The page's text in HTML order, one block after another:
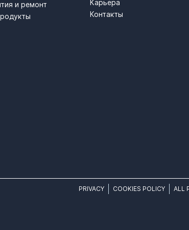
и ремонт
Карьера
Контакты
PRIVACY COOKIES POLICY ALL